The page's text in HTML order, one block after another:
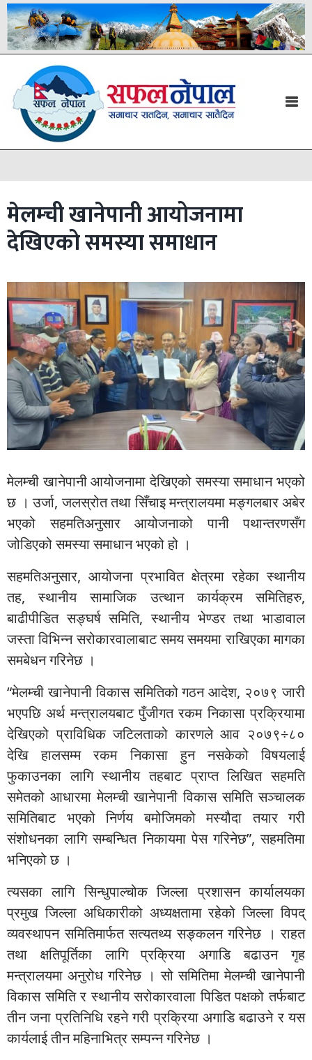
मेलम्ची खानेपानी आयोजनामा
देखिएको समस्या समाधान
मेलम्ची खानेपानी आयोजनामा देखिएको समस्या समाधान भएको
छ । उर्जा, जलस्रोत तथा सिँचाइ मन्त्रालयमा मङ्गलबार अबेर
भएको सहमतिअनुसार आयोजनाको पानी पथान्तरणसँग
जोडिएको समस्या समाधान भएको हो ।
सहमतिअनुसार, आयोजना प्रभावित क्षेत्रमा रहेका स्थानीय
तह, स्थानीय सामाजिक उत्थान कार्यक्रम समितिहरु,
बाढीपीडित सङ्घर्ष समिति, स्थानीय भेण्डर तथा भाडावाल
जस्ता विभिन्न सरोकारवालाबाट समय समयमा राखिएका मागका
समबेधन गरिनेछ ।
“मेलम्ची खानेपानी विकास समितिको गठन आदेश, २०७९ जारी
भएपछि अर्थ मन्त्रालयबाट पुँजीगत रकम निकासा प्रक्रियामा
देखिएको प्राविधिक जटिलताको कारणले आव २०७९÷८०
देखि हालसम्म रकम निकासा हुन नसकेको विषयलाई
फुकाउनका लागि स्थानीय तहबाट प्राप्त लिखित सहमति
समेतको आधारमा मेलम्ची खानेपानी विकास समिति सञ्चालक
समितिबाट भएको निर्णय बमोजिमको मस्यौदा तयार गरी
संशोधनका लागि सम्बन्धित निकायमा पेस गरिनेछ”, सहमतिमा
भनिएको छ ।
त्यसका लागि सिन्धुपाल्चोक जिल्ला प्रशासन कार्यालयका
प्रमुख जिल्ला अधिकारीको अध्यक्षतामा रहेको जिल्ला विपद्
व्यवस्थापन समितिमार्फत सत्यतथ्य सङ्कलन गरिनेछ । राहत
तथा क्षतिपूर्तिका लागि प्रक्रिया अगाडि बढाउन गृह
मन्त्रालयमा अनुरोध गरिनेछ । सो समितिमा मेलम्ची खानेपानी
विकास समिति र स्थानीय सरोकारवाला पिडित पक्षको तर्फबाट
तीन जना प्रतिनिधि रहने गरी प्रक्रिया अगाडि बढाउने र यस
कार्यलाई तीन महिनाभित्र सम्पन्न गरिनेछ ।